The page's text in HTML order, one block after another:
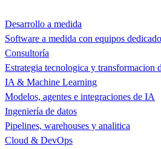
Desarrollo a medida
Software a medida con equipos
Consultoría
Estrategia tecnologica y transformacion
IA & Machine Learning
Modelos, agentes e integraciones de IA
Ingeniería de datos
Pipelines, warehouses y analitica
Cloud & DevOps